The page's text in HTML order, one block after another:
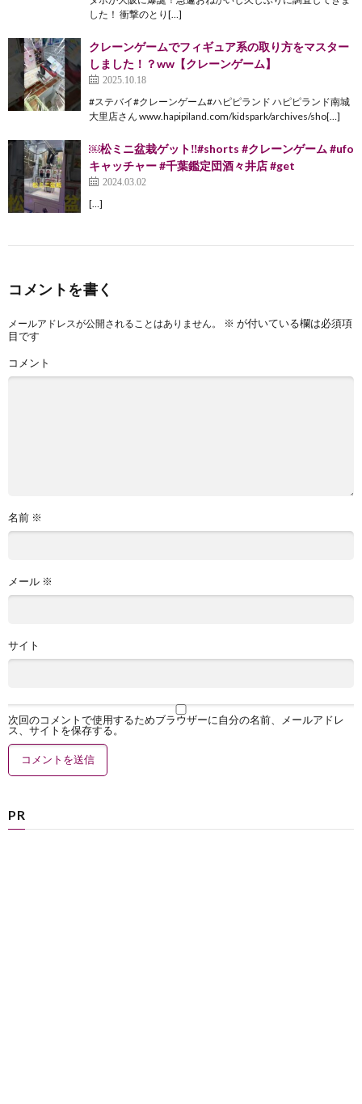
した！ 衝撃のとり[…]
クレーンゲームでフィギュア系の取り方をマスター
しました！？ww【クレーンゲーム】
2025.10.18
#ステバイ#クレーンゲーム#ハピピランド ハピピランド南城
大里店さん www.hapipiland.com/kidspark/archives/sho[…]
￼松ミニ盆栽ゲット‼️#shorts #クレーンゲーム #ufo
キャッチャー #千葉鑑定団酒々井店 #get
2024.03.02
[…]
コメントを書く
メールアドレスが公開されることはありません。 ※ が付いている欄は必須項
目です
コメント
名前 ※
メール ※
サイト
次回のコメントで使用するためブラウザーに自分の名前、メールアドレ
ス、サイトを保存する。
PR